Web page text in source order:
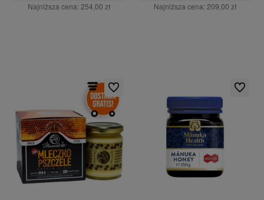
Najniższa cena: 254,00 zł
Najniższa cena: 209,00 zł
Do ulubionych Do